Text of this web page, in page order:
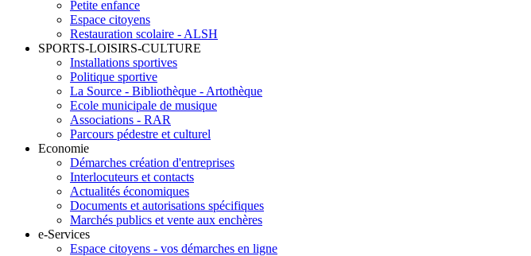
Petite enfance
Espace citoyens
Restauration scolaire - ALSH
SPORTS-LOISIRS-CULTURE
Installations sportives
Politique sportive
La Source - Bibliothèque - Artothèque
Ecole municipale de musique
Associations - RAR
Parcours pédestre et culturel
Economie
Démarches création d'entreprises
Interlocuteurs et contacts
Actualités économiques
Documents et autorisations spécifiques
Marchés publics et vente aux enchères
e-Services
Espace citoyens - vos démarches en ligne